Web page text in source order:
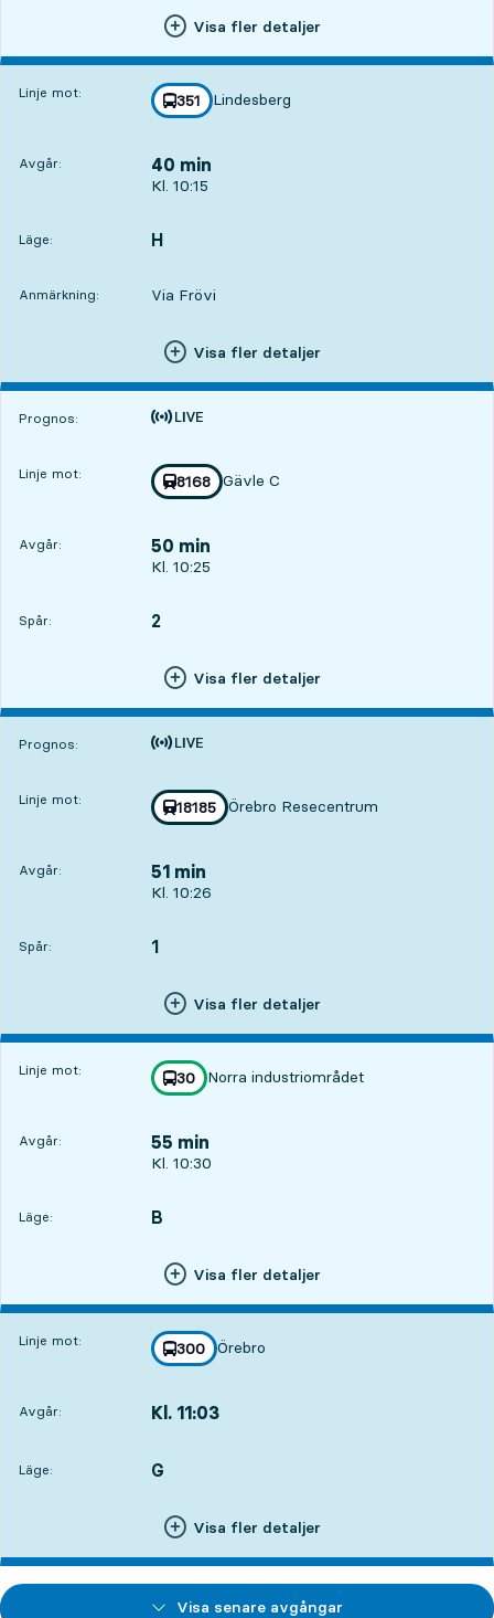
Visa fler detaljer
Linje mot: linje
351
mot
Lindesberg
,
Avgår: 40 min
Avgår, Kl. 10:15, om 40 min
Kl. 10:15
Läge:
LÄGE, H
,
Anmärkning: Via Frövi
Visa fler detaljer
Prognos:
Tiden är prognos
Linje mot: Med tågnummer
8168
mot
Gävle C
,
Avgår: 50 min
Avgår, Kl. 10:25, om 50 min
Kl. 10:25
Spår:
SPÅR, 2
,
Visa fler detaljer
Prognos:
Tiden är prognos
Linje mot: Med tågnummer
18185
mot
Örebro Resecentrum
,
Avgår: 51 min
Avgår, Kl. 10:26, om 51 min
Kl. 10:26
Spår:
SPÅR, 1
,
Visa fler detaljer
Linje mot: linje
30
mot
Norra industriområdet
,
Avgår: 55 min
Avgår, Kl. 10:30, om 55 min
Kl. 10:30
Läge:
LÄGE, B
,
Visa fler detaljer
Linje mot: linje
300
mot
Örebro
,
Avgår: Kl. 11:03
Läge:
LÄGE, G
,
Visa fler detaljer
Visa senare avgångar